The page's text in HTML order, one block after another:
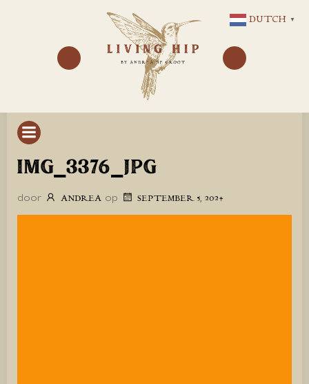
NAAR
DE
INHOUD
IMG_3376_JPG
door ANDREA op SEPTEMBER 5, 2024
DUTCH ▼